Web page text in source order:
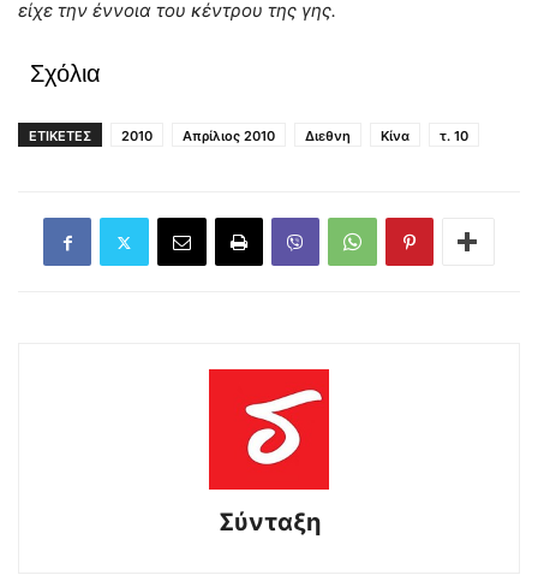
είχε την έννοια του κέντρου της γης.
Σχόλια
ΕΤΙΚΕΤΕΣ 2010 Απρίλιος 2010 Διεθνη Κίνα τ. 10
Σύνταξη